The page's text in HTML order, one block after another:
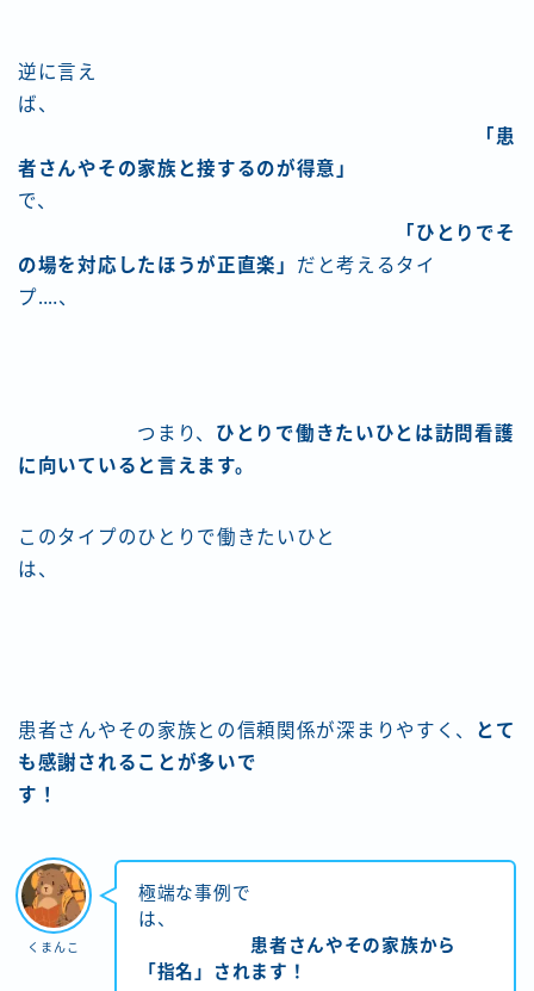
逆に言え
ば、
「患
者さんやその家族と接するのが得意」
で、
「ひとりでそ
の場を対応したほうが正直楽」 だと考えるタイ
プ‥‥、
つまり、 ひとりで働きたいひとは訪問看護
に向いていると言えます。
このタイプのひとりで働きたいひと
は、
患者さんやその家族との信頼関係が深まりやすく、
とて
も感謝されることが多いで
す！
くまんこ
極端な事例で
は、
患者さんやその家族から
「指名」されます！